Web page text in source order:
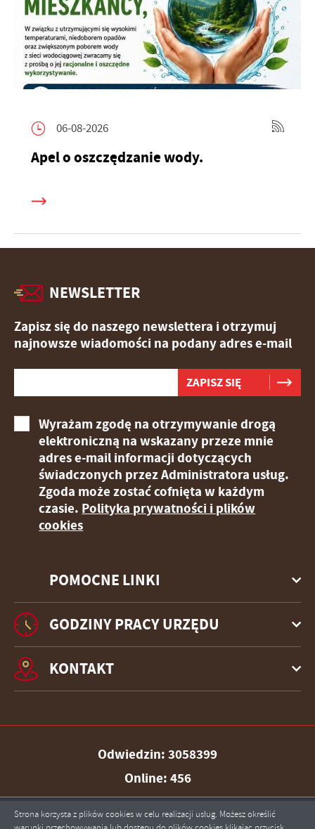
06-08-2026
Apel o oszczędzanie wody.
POMOCNE LINKI
NEWSLETTER
Zapisz się do naszego newslettera i otrzymuj
najnowsze wiadomości na podany adres e-mail
Wyrażam zgodę na otrzymywanie drogą
elektroniczną na wskazany przeze mnie
adres e-mail informacji dotyczących
świadczonych przez Administratora usług.
Zgoda może zostać cofnięta w każdym
czasie. Polityka prywatności i plików
cookies
GODZINY PRACY URZĘDU
KONTAKT
Odwiedzin: 3058399
Online: 456
Strona korzysta z plików cookies w celu realizacji usług. Możesz określić